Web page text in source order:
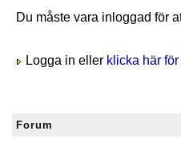
Du måste vara inloggad för
Logga in eller klicka här
Forum